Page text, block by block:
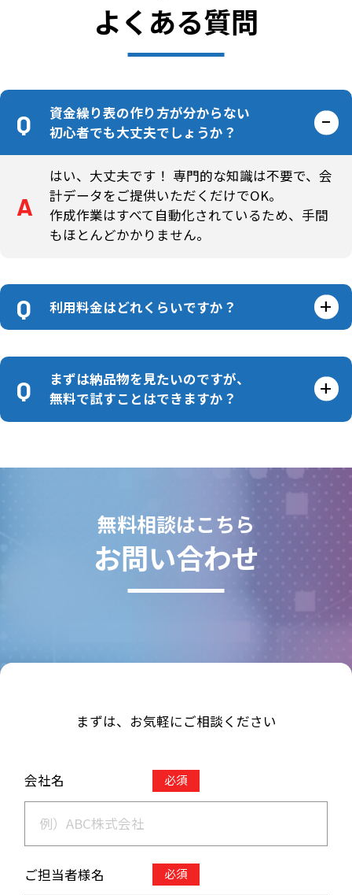
よくある質問
資金繰り表の作り方が分からない
初心者でも大丈夫でしょうか？
はい、大丈夫です！ 専門的な知識は不要で、会
計データをご提供いただくだけでOK。
作成作業はすべて自動化されているため、手間
もほとんどかかりません。
利用料金はどれくらいですか？
まずは納品物を見たいのですが、
無料で試すことはできますか？
無料相談はこちら
お問い合わせ
まずは、お気軽にご相談ください
会社名 必須
ご担当者様名 必須